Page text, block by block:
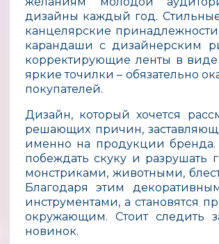
LapaHouse
LISCIANI
Италия
Beatrice Bambini
Kids4Kids
дизайны каждый год.
канцелярские
карандаши с дизайнерским
корректирующие ленты в
яркие точилки – обязательно
покупателей.
Дизайн, который хочется
решающих причин,
именно на продукции бренда.
побеждать скуку и разрушать
монстриками, животными,
Благодаря этим
инструментами, а становятся
окружающим. Стоит следить
новинок.